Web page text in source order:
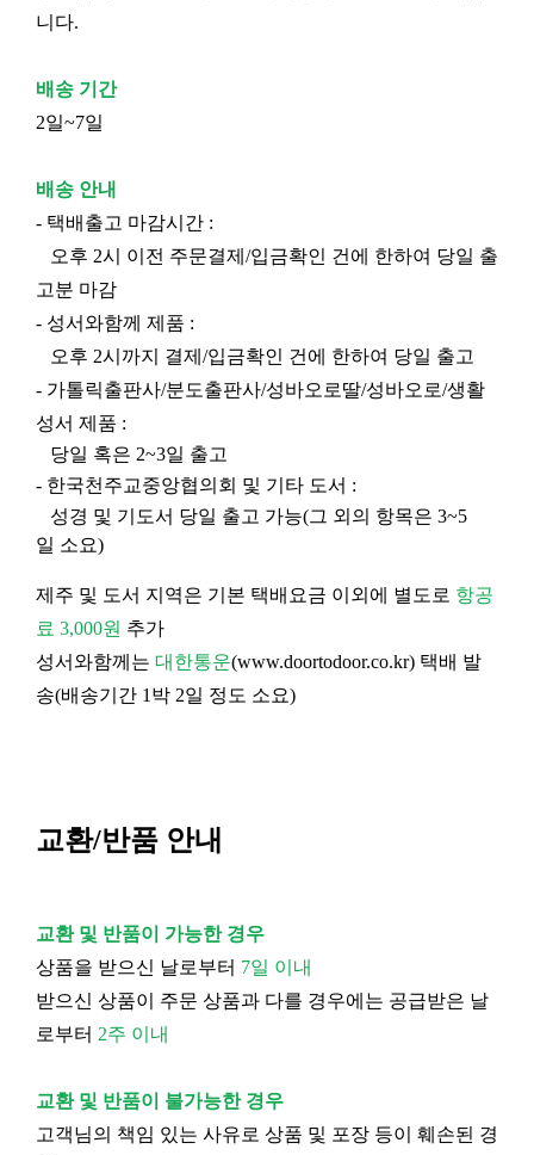
니다.
배송 기간
2일~7일
배송 안내
- 택배출고 마감시간 :
오후 2시 이전 주문결제/입금확인 건에 한하여 당일 출
고분 마감
- 성서와함께 제품 :
오후 2시까지 결제/입금확인 건에 한하여 당일 출고
- 가톨릭출판사/분도출판사/성바오로딸/성바오로/생활
성서 제품 :
당일 혹은 2~3일 출고
- 한국천주교중앙협의회 및 기타 도서 :
성경 및 기도서 당일 출고 가능(그 외의 항목은 3~5
일 소요)
제주 및 도서 지역은 기본 택배요금 이외에 별도로 항공
료 3,000원 추가
성서와함께는 대한통운(www.doortodoor.co.kr) 택배 발
송(배송기간 1박 2일 정도 소요)
교환/반품 안내
교환 및 반품이 가능한 경우
상품을 받으신 날로부터 7일 이내
받으신 상품이 주문 상품과 다를 경우에는 공급받은 날
로부터 2주 이내
교환 및 반품이 불가능한 경우
고객님의 책임 있는 사유로 상품 및 포장 등이 훼손된 경